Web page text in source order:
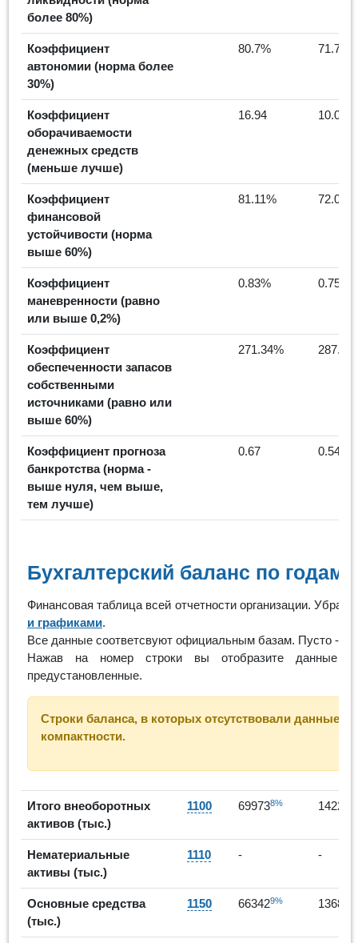
более 80%)
Коэффициент
автономии (норма более
30%)
80.7% 71.71%
Коэффициент
оборачиваемости
денежных средств
(меньше лучше)
16.94 10.05
Коэффициент
финансовой
устойчивости (норма
выше 60%)
81.11% 72.02%
Коэффициент
маневренности (равно
или выше 0,2%)
0.83% 0.75%
Коэффициент
обеспеченности запасов
собственными
источниками (равно или
выше 60%)
271.34%
Коэффициент прогноза
банкротства (норма -
выше нуля, чем выше,
тем лучше)
0.67 0.543
Бухгалтерский баланс по годам
Финансовая таблица всей отчетности организации.
и графиками.
Все данные соответсвуют официальным базам. Пусто -
Нажав на номер строки вы отобразите данные
предустановленные.
Строки баланса, в которых отсутствовали данные
компактности.
Итого внеоборотных
активов (тыс.)
1100 699738% 142218
Нематериальные
активы (тыс.)
1110 - -
Основные средства
(тыс.)
1150 663429% 136879